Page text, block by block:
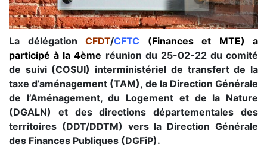
La délégation CFDT/CFTC (Finances et MTE) a
participé à la 4ème réunion du 25-02-22 du comité
de suivi (COSUI) interministériel de transfert de la
taxe d’aménagement (TAM), de la Direction Générale
de l’Aménagement, du Logement et de la Nature
(DGALN) et des directions départementales des
territoires (DDT/DDTM) vers la Direction Générale
des Finances Publiques (DGFiP).